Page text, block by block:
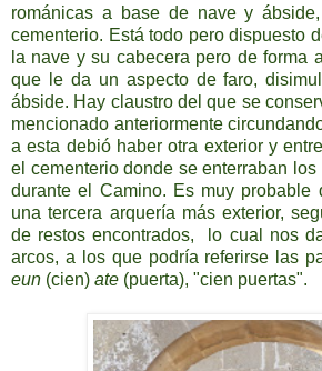
románicas a base de nave y
cementerio. Está todo pero dispuesto
la nave y su cabecera pero de forma
que le da un aspecto de faro,
ábside. Hay claustro del que se
mencionado anteriormente
a esta debió haber otra exterior y
el cementerio donde se enterraban
durante el Camino. Es muy probable
una tercera arquería más exterior,
de restos encontrados, lo cual nos
arcos, a los que podría referirse las
eun (cien) ate (puerta), "cien puertas".